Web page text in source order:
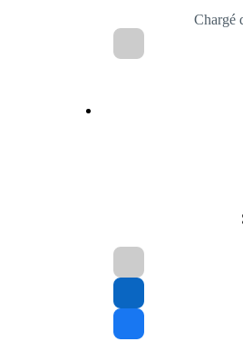
Chargé